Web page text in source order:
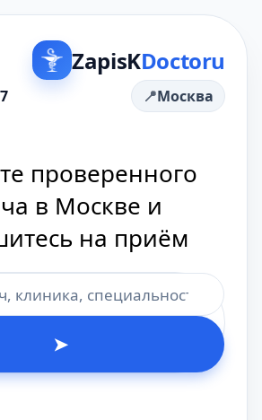
ZapisKDoctoru
Москва
проверенного
в Москве и
на приём
➤